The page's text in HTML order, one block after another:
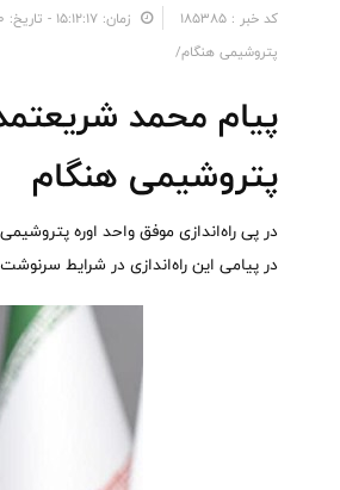
کد خبر : 185385 زمان: ۱۵:۱۲:۱۷ - تاریخ: ۱۴۰۵/۰۳/۳۰
پتروشیمی هنگام/
پیام محمد
پتروشیمی هنگام
در پی راه‌اندازی موفق واحد اوره
در پیامی این راه‌اندازی در شرایط